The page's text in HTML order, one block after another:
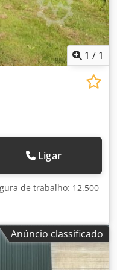
1 / 1
Ligar
de trabalho: 12.500
Anúncio classificado